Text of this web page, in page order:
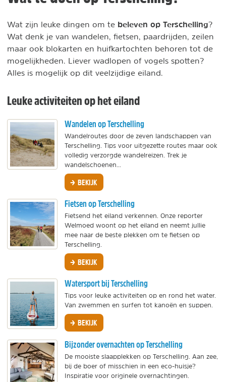
Wat zijn leuke dingen om te beleven op Terschelling?
Wat denk je van wandelen, fietsen, paardrijden, zeilen
maar ook blokarten en huifkartochten behoren tot de
mogelijkheden. Liever wadlopen of vogels spotten?
Alles is mogelijk op dit veelzijdige eiland.
Leuke activiteiten op het eiland
Wandelen op Terschelling
Wandelroutes door de zeven landschappen van
Terschelling. Tips voor uitgezette routes maar ook
volledig verzorgde wandelreizen. Trek je
wandelschoenen...
BEKIJK
Fietsen op Terschelling
Fietsend het eiland verkennen. Onze reporter
Welmoed woont op het eiland en neemt jullie
mee naar de beste plekken om te fietsen op
Terschelling.
BEKIJK
Watersport bij Terschelling
Tips voor leuke activiteiten op en rond het water.
Van zwemmen en surfen tot kanoën en suppen.
BEKIJK
Bijzonder overnachten op Terschelling
De mooiste slaapplekken op Terschelling. Aan zee,
bij de boer of misschien in een eco-huisje?
Inspiratie voor originele overnachtingen.